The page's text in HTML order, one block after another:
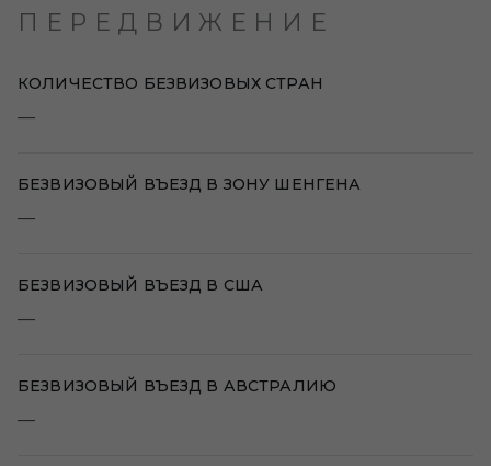
ПЕРЕДВИЖЕНИЕ
КОЛИЧЕСТВО БЕЗВИЗОВЫХ СТРАН
—
БЕЗВИЗОВЫЙ ВЪЕЗД В ЗОНУ ШЕНГЕНА
—
БЕЗВИЗОВЫЙ ВЪЕЗД В США
—
БЕЗВИЗОВЫЙ ВЪЕЗД В АВСТРАЛИЮ
—